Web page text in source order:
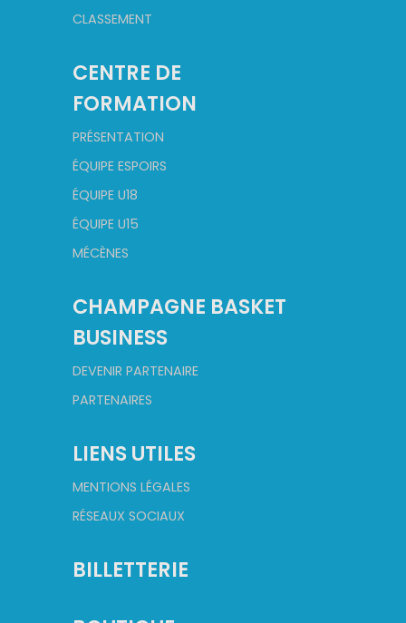
CLASSEMENT
CENTRE DE
FORMATION
PRÉSENTATION
ÉQUIPE ESPOIRS
ÉQUIPE U18
ÉQUIPE U15
MÉCÈNES
CHAMPAGNE BASKET
BUSINESS
DEVENIR PARTENAIRE
PARTENAIRES
LIENS UTILES
MENTIONS LÉGALES
RÉSEAUX SOCIAUX
BILLETTERIE